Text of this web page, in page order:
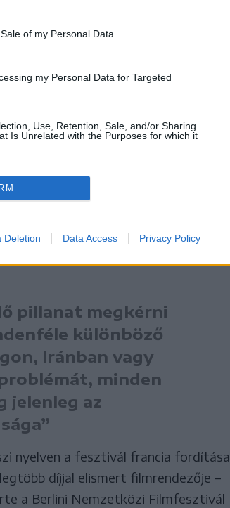
of my Personal Data.
my Personal Data for Targeted
Use, Retention, Sale, and/or Sharing
Is Unrelated with the Purposes for which it
Deletion Data Access Privacy Policy
megjárt 64 éves rendezőnek – aki
– Cate Blanchett ausztrál
pillanat megkérni
különböző
Iránban vagy
minden
jelenleg az
nyelven a fesztivál francia fordítása
díjjal elismert filmrendezője –
a Berlini Nemzetközi Filmfesztivál